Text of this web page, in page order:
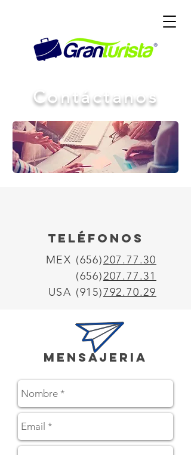
Contáctanos
TELÉFONOS
MEX (656)207.77.30
(656)207.77.31
USA (915)792.70.29
mENSAJERIA